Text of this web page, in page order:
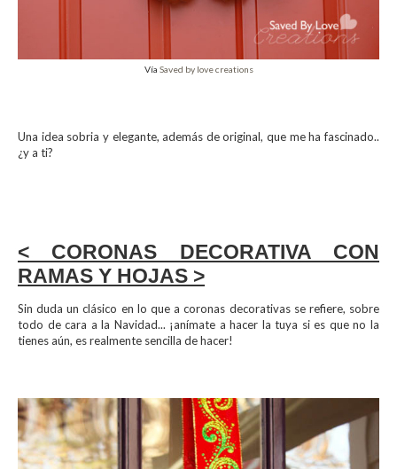
Vía Saved by love creations
Una idea sobria y elegante, además de original, que me ha fascinado..
¿y a ti?
< CORONAS DECORATIVA CON
RAMAS Y HOJAS >
Sin duda un clásico en lo que a coronas decorativas se refiere, sobre
todo de cara a la Navidad... ¡anímate a hacer la tuya si es que no la
tienes aún, es realmente sencilla de hacer!